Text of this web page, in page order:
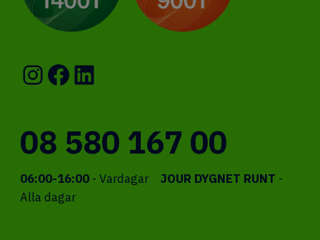
Instagram
Facebook
LinkedIn
08 580 167 00
06:00-16:00 - Vardagar JOUR DYGNET RUNT -
Alla dagar